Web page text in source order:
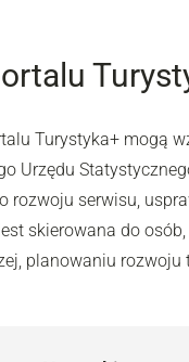
Turystyka+ mogą
Urzędu
rozwoju serwisu,
skierowana do
planowaniu rozwoju